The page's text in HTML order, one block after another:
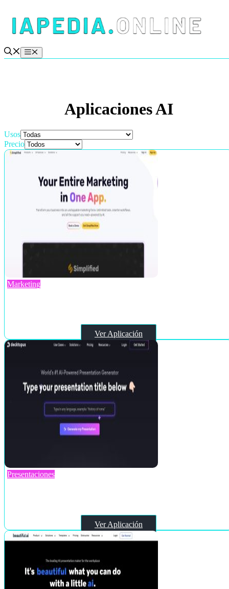
contenido
Menú
Aplicaciones AI
Usos
Precio
Marketing
Ver Aplicación
Presentaciones
Ver Aplicación